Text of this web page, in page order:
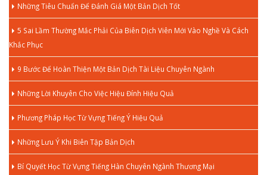
Những Tiêu Chuẩn Để Đánh Giá Một Bản Dịch Tốt
5 Sai Lầm Thường Mắc Phải Của Biên Dịch Viên Mới Vào Nghề Và Cách
Khắc Phục
9 Bước Để Hoàn Thiện Một Bản Dịch Tài Liệu Chuyên Ngành
Những Lời Khuyên Cho Việc Hiệu Đính Hiệu Quả
Phương Pháp Học Từ Vựng Tiếng Ý Hiệu Quả
Những Lưu Ý Khi Biên Tập Bản Dịch
Bí Quyết Học Từ Vựng Tiếng Hàn Chuyên Ngành Thương Mại